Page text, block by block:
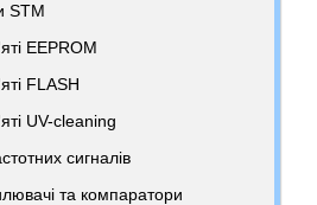
STM
EEPROM
FLASH
UV-cleaning
сигналів
та компаратори